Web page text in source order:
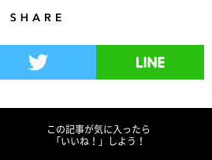
この記事が気に入ったら
「いいね！」しよう！